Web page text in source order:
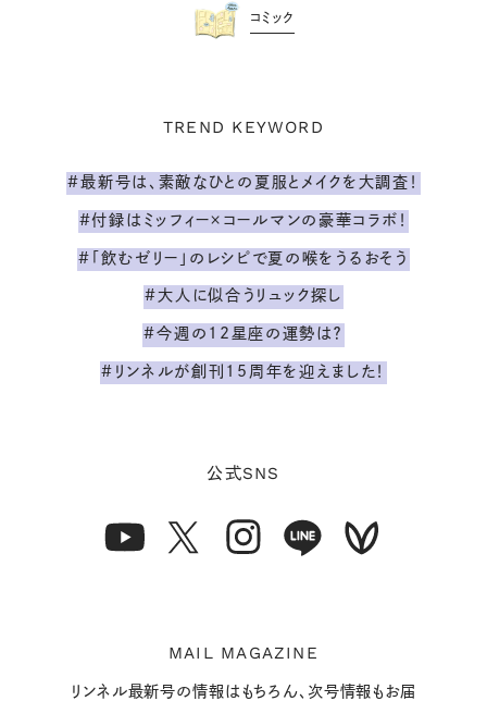
コミック
TREND KEYWORD
#最新号は、素敵なひとの夏服とメイクを大調査！
#付録はミッフィー×コールマンの豪華コラボ！
#「飲むゼリー」のレシピで夏の喉をうるおそう
#大人に似合うリュック探し
#今週の12星座の運勢は？
#リンネルが創刊15周年を迎えました！
公式SNS
MAIL MAGAZINE
リンネル最新号の情報はもちろん、次号情報もお届